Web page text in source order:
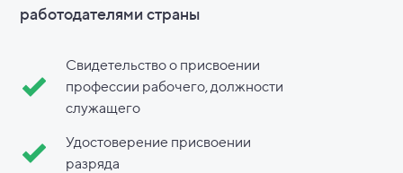
работодателями страны
Свидетельство о присвоении
профессии рабочего, должности
служащего
Удостоверение присвоении
разряда